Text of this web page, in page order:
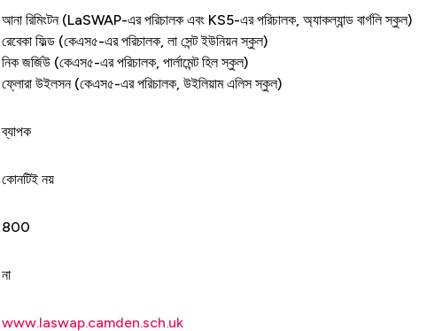
আনা রিমিংটন (LaSWAP-এর পরিচালক এবং KS5-এর পরিচালক, অ্যাকল্যান্ড বার্গলি স্কুল)
রেবেকা ফিল্ড (কেএস৫-এর পরিচালক, লা সেন্ট ইউনিয়ন স্কুল)
নিক জর্জিউ (কেএস৫-এর পরিচালক, পার্লামেন্ট হিল স্কুল)
ফ্লোরা উইলসন (কেএস৫-এর পরিচালক, উইলিয়াম এলিস স্কুল)
ব্যাপক
কোনটিই নয়
800
না
www.laswap.camden.sch.uk